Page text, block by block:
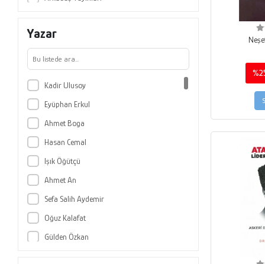
Astana Yayınları
Atlas Kitap
Ayrıntı Yayınları
Belge Yayınları
Berikan Yayınları
Bilgi Yayınevi
Biyografi Net Yayıncılık
Boğaziçi Üniversitesi Yayınevi
Yazar
Kadir Ulusoy
Eyüphan Erkul
Ahmet Boga
Hasan Cemal
Işık Öğütçü
Ahmet An
Sefa Salih Aydemir
Oğuz Kalafat
Gülden Özkan